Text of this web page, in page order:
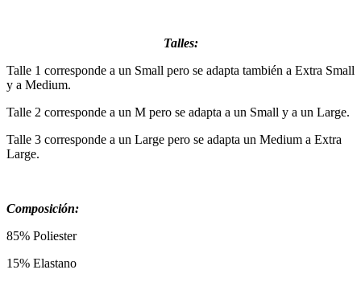
Talles:
Talle 1 corresponde a un Small pero se adapta también a Extra Small
y a Medium.
Talle 2 corresponde a un M pero se adapta a un Small y a un Large.
Talle 3 corresponde a un Large pero se adapta un Medium a Extra
Large.
Composición:
85% Poliester
15% Elastano